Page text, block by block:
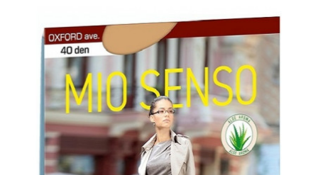
Для Детей
Бренды